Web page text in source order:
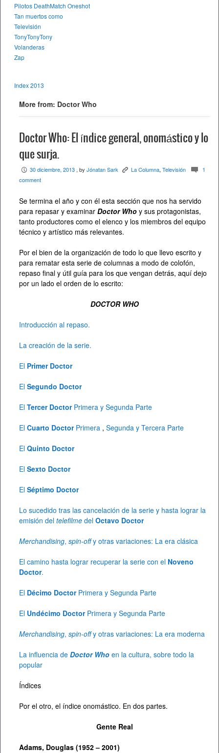
Pilotos DeathMatch Oneshot
Tan muertos como
Televisión
TonyTonyTony
Volanderas
Zap
Index 2013
More from: Doctor Who
Doctor Who: El índice general, onomástico y lo
que surja.
P 30 diciembre, 2013 , by Jónatan Sark K La Columna,Televisión c
1
comment
Se termina el año y con él esta sección que nos ha servido
para repasar y examinar Doctor Who y sus protagonistas,
tanto productores como el elenco y los miembros del equipo
técnico y artístico más relevantes.
Por el bien de la organización de todo lo que llevo escrito y
para rematar esta serie de columnas a modo de colofón,
repaso final y útil guía para los que vengan detrás, aquí dejo
por un lado el orden de lo escrito:
DOCTOR WHO
Introducción al repaso.
La creación de la serie.
El Primer Doctor
El Segundo Doctor
El Tercer DoctorPrimera y Segunda Parte
El Cuarto DoctorPrimera , Segunda y Tercera Parte
El Quinto Doctor
El Sexto Doctor
El Séptimo Doctor
Lo sucedido tras las cancelación de la serie y hasta lograr la
emisión del telefilme del Octavo Doctor
Merchandising, spin-offy otras variaciones: La era clásica
El camino hasta lograr recuperar la serie con el Noveno
Doctor.
El Décimo DoctorPrimera y Segunda Parte
El Undécimo DoctorPrimera y Segunda Parte
Merchandising, spin-offy otras variaciones: La era moderna
La influencia de Doctor Who en la cultura, sobre todo la
popular
Índices
Por el otro, el índice onomástico. En dos partes.
Gente Real
Adams, Douglas (1952 – 2001)